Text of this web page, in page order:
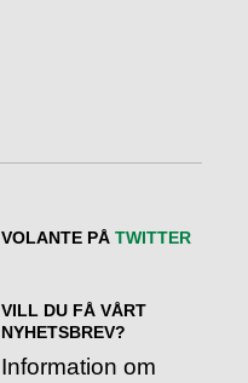
VOLANTE PÅ TWITTER
VILL DU FÅ VÅRT
NYHETSBREV?
Information om